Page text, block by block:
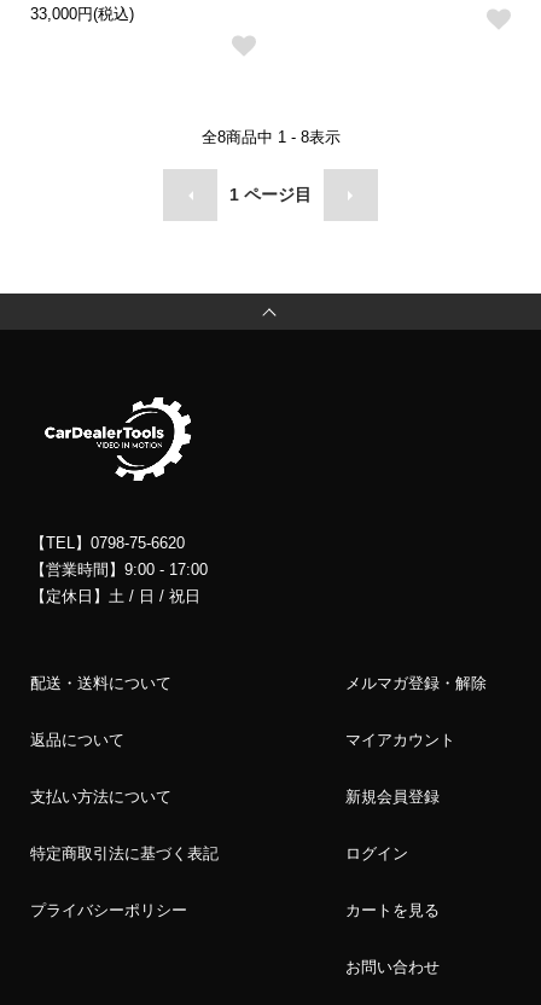
33,000円(税込)
全8商品中 1 - 8表示
1 ページ目
【TEL】0798-75-6620
【営業時間】9:00 - 17:00
【定休日】土 / 日 / 祝日
配送・送料について
返品について
支払い方法について
特定商取引法に基づく表記
プライバシーポリシー
メルマガ登録・解除
マイアカウント
新規会員登録
ログイン
カートを見る
お問い合わせ